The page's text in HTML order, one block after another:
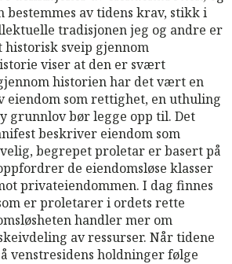
bestemmes av tidens krav, stikk i
tradisjonen jeg og andre er
historisk sveip gjennom
viser at den er svært
historien har det vært en
eiendom som rettighet, en uthuling
grunnlov bør legge opp til. Det
beskriver eiendom som
begrepet proletar er basert på
de eiendomsløse klasser
privateiendommen. I dag finnes
er proletarer i ordets rette
handler mer om
av ressurser. Når tidene
venstresidens holdninger følge